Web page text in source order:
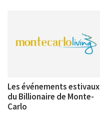
Les événements estivaux
du Billionaire de Monte-
Carlo